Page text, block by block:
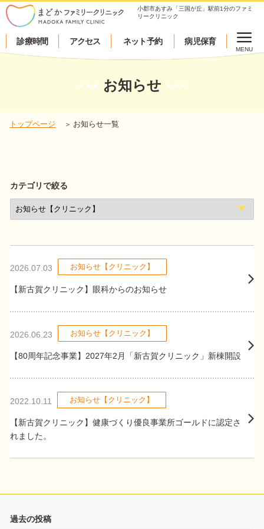
小郡市あすみ「三国が丘」駅前1分のファミ
リークリニック
診療時間 アクセス ネット予約 病児保育
MENU
お知らせ
トップページ お知らせ一覧
過去の投稿
カテゴリで絞る
2026.07.03 お知らせ【クリニック】
【新古賀クリニック】眼科からのお知らせ
2026.06.23 お知らせ【クリニック】
【80周年記念事業】2027年2月「新古賀クリニック」新棟開設
2022.10.11 お知らせ【クリニック】
【新古賀クリニック】健康づくり優良事業所ゴールドに認定さ
れました。